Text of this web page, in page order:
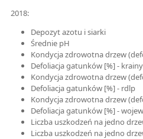
2018:
Depozyt azotu i siarki
Średnie pH
Kondycja zdrowotna drzew
Defoliacja gatunków [%] - krainy
Kondycja zdrowotna drzew
Defoliacja gatunków [%] - rdlp
Kondycja zdrowotna drzew
Defoliacja gatunków [%] -
Liczba uszkodzeń na jedno
Liczba uszkodzeń na jedno